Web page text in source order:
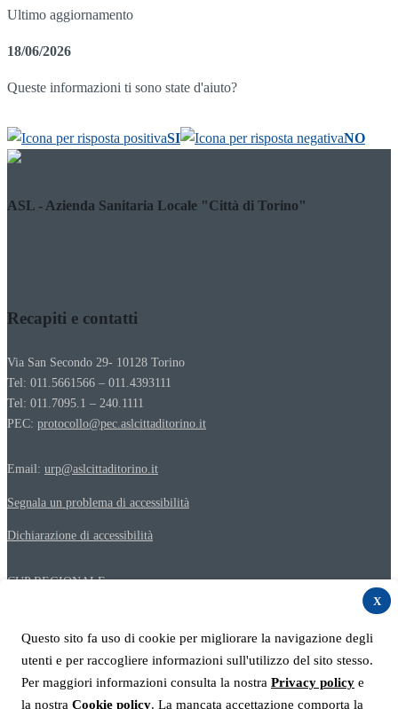
Ultimo aggiornamento
18/06/2026
Queste informazioni ti sono state d'aiuto?
SI NO
ASL - Azienda Sanitaria Locale "Città di Torino"
Recapiti e contatti
Via San Secondo 29- 10128 Torino
Tel: 011.5661566 – 011.4393111
Tel: 011.7095.1 – 240.1111
PEC: protocollo@pec.aslcittaditorino.it
Email: urp@aslcittaditorino.it
Segnala un problema di accessibilità
Dichiarazione di accessibilità
CUP REGIONALE
Privacy e protezione dei dati personali
Cookie Policy
X
Questo sito fa uso di cookie per migliorare la navigazione degli
utenti e per raccogliere informazioni sull'utilizzo del sito stesso.
Per maggiori informazioni consulta la nostra Privacy policy e
la nostra Cookie policy. La mancata accettazione comporta la